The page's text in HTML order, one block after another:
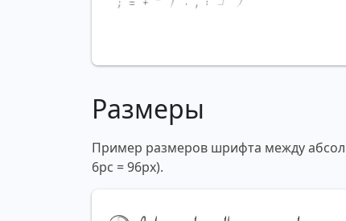
Размеры
Пример размеров шрифта между
6pc = 96px).